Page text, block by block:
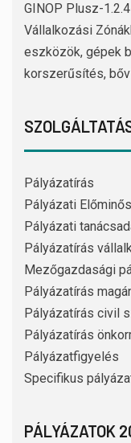
GINOP Plusz-
Vállalkozási
eszközök, gépek
korszerűsítés,
Pályázatírás
Pályázati
Pályázati
Pályázatírás
Mezőgazdasági
Pályázatírás
Pályázatírás civil
Pályázatírás
Pályázatfigyelés
Specifikus
PÁLYÁZATOK